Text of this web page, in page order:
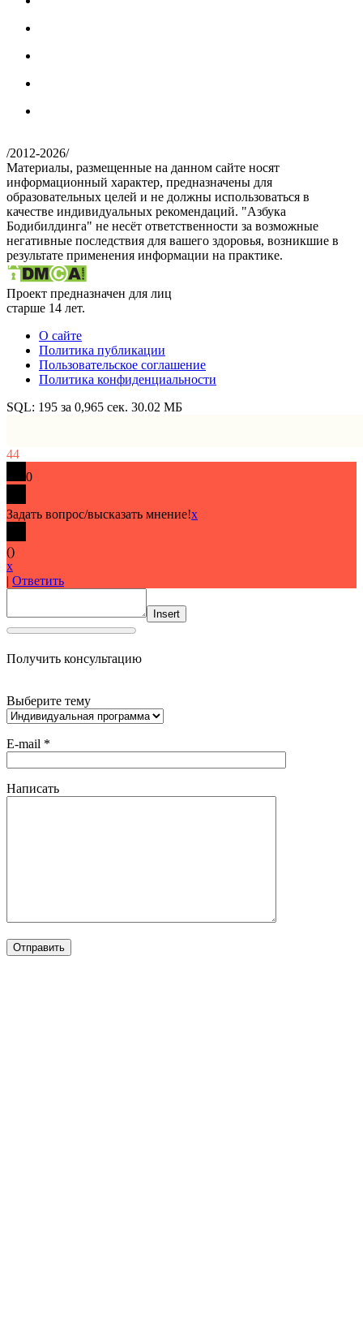
/2012-2026/
Материалы, размещенные на данном сайте носят
информационный характер, предназначены для
образовательных целей и не должны использоваться в
качестве индивидуальных рекомендаций. "Азбука
Бодибилдинга" не несёт ответственности за возможные
негативные последствия для вашего здоровья, возникшие в
результате применения информации на практике.
Проект предназначен для лиц
старше 14 лет.
О сайте
Политика публикации
Пользовательское соглашение
Политика конфиденциальности
SQL: 195 за 0,965 сек. 30.02 МБ
44
0
Задать вопрос/высказать мнение!x
()
x
Ответить
Insert
Получить консультацию
Выберите тему
E-mail *
Написать